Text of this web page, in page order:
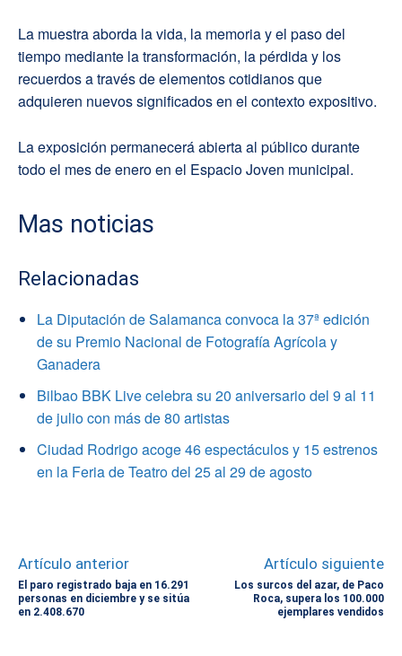
La muestra aborda la vida, la memoria y el paso del
tiempo mediante la transformación, la pérdida y los
recuerdos a través de elementos cotidianos que
adquieren nuevos significados en el contexto expositivo.
La exposición permanecerá abierta al público durante
todo el mes de enero en el Espacio Joven municipal.
Mas noticias
Relacionadas
La Diputación de Salamanca convoca la 37ª edición
de su Premio Nacional de Fotografía Agrícola y
Ganadera
Bilbao BBK Live celebra su 20 aniversario del 9 al 11
de julio con más de 80 artistas
Ciudad Rodrigo acoge 46 espectáculos y 15 estrenos
en la Feria de Teatro del 25 al 29 de agosto
Artículo anterior
El paro registrado baja en 16.291
personas en diciembre y se sitúa
en 2.408.670
Artículo siguiente
Los surcos del azar, de Paco
Roca, supera los 100.000
ejemplares vendidos